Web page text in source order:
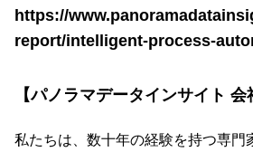
https://
report/intelligent-process-
【パノラマデータインサイト 会
私たちは、数十年の経験を持つ専門